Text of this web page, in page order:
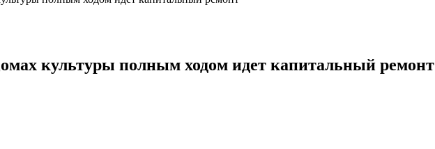
культуры полным ходом идет капитальный ремонт